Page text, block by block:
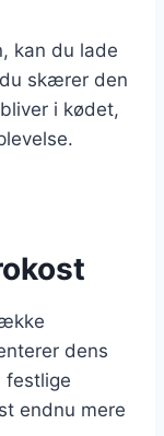
kan du lade
skærer den
i kødet,
dens
festlige
endnu mere